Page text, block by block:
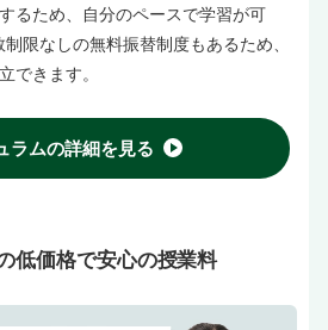
るため、自分のペースで学習が可
限なしの無料振替制度もあるため、
できます。
ラムの詳細を見る
低価格で安心の授業料